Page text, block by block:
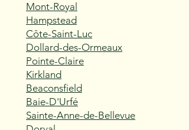
Mont-Royal
Hampstead
Côte-Saint-Luc
Dollard-des-Ormeaux
Pointe-Claire
Kirkland
Beaconsfield
Baie-D'Urfé
Sainte-Anne-de-Bellevue